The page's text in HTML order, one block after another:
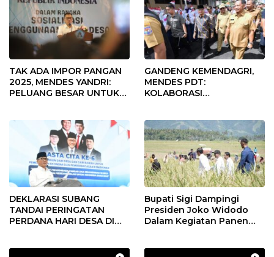
TAK ADA IMPOR PANGAN
2025, MENDES YANDRI:
PELUANG BESAR UNTUK
GANDENG KEMENDAGRI,
MENDES PDT:
KOLABORASI
DEKLARASI SUBANG
TANDAI PERINGATAN
PERDANA HARI DESA DI
Bupati Sigi Dampingi
Presiden Joko Widodo
Dalam Kegiatan Panen